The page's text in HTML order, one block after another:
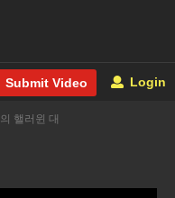
Submit Video Login
핼러윈 대